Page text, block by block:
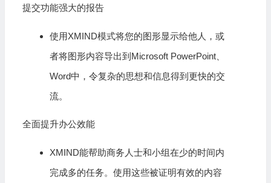
提交功能强大的报告
使用XMIND模式将您的图形显示给他人，或
者将图形内容导出到Microsoft PowerPoint、
Word中，令复杂的思想和信息得到更快的交
流。
全面提升办公效能
XMIND能帮助商务人士和小组在少的时间内
完成多的任务。使用这些被证明有效的内容